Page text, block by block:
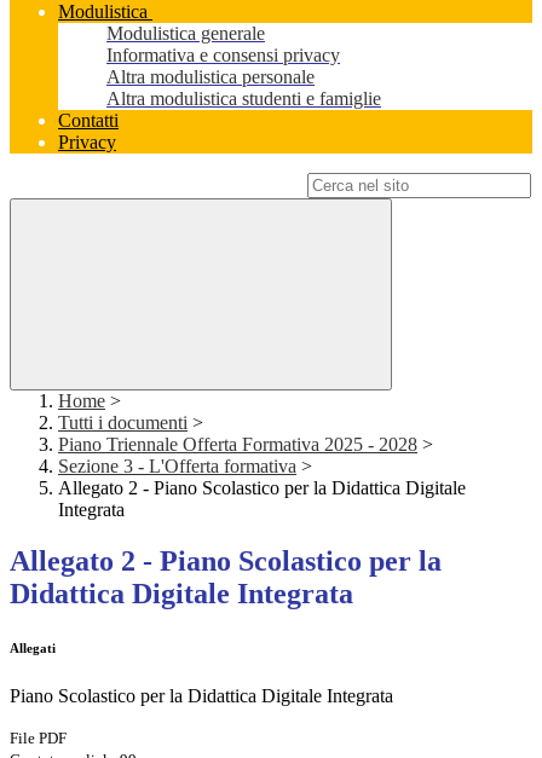
Modulistica
Modulistica generale
Informativa e consensi privacy
Altra modulistica personale
Altra modulistica studenti e famiglie
Contatti
Privacy
Home >
Tutti i documenti >
Piano Triennale Offerta Formativa 2025 - 2028 >
Sezione 3 - L'Offerta formativa >
Allegato 2 - Piano Scolastico per la Didattica Digitale
Integrata
Allegato 2 - Piano Scolastico per la
Didattica Digitale Integrata
Allegati
Piano Scolastico per la Didattica Digitale Integrata
File PDF